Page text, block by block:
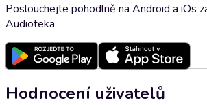
Poslouchejte pohodlně na Android a iOs
Audioteka
Hodnocení uživatelů